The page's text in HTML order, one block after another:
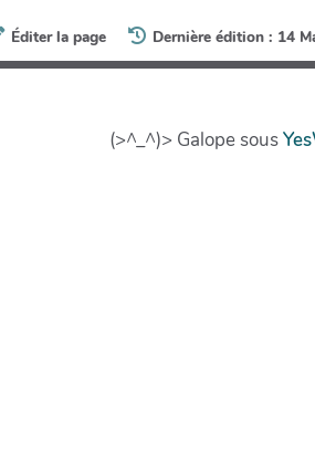
Éditer la page Dernière édition : 14
(>^_^)> Galope sous